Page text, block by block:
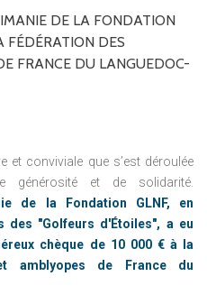
DE LA FONDATION
FÉDÉRATION DES
FRANCE DU LANGUEDOC-
et conviviale que s’est déroulée
générosité et de solidarité.
de la Fondation GLNF, en
des "Golfeurs d'Étoiles", a eu
chèque de 10 000 € à la
amblyopes de France du